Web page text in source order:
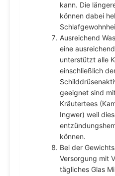
kann. Die
können dabei
Ausreichend
eine
unterstützt alle
einschließlich
geeignet sind
Kräutertees
Ingwer) weil
können.
Bei der
Versorgung mit
tägliches Glas